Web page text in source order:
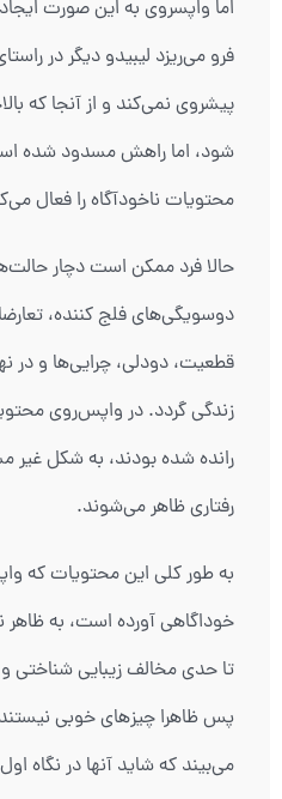
اما واپسروی به این صورت
فرو می‌ریزد لیبیدو دیگر در
پیشروی نمی‌کند و از آنجا که
شود، اما راهش مسدود شده
محتویات ناخودآگاه را فعال
حالا فرد ممکن است دچار
دوسویگی‌های فلج کننده،
قطعیت، دودلی، چرایی‌ها و در
زندگی گردد. در واپس‌روی
رانده شده بودند، به شکل غیر
رفتاری ظاهر می‌شوند.
به طور کلی این محتویات که
خوداگاهی آورده است، به ظاهر
تا حدی مخالف زیبایی
پس ظاهرا چیزهای خوبی
می‌بیند که شاید آنها در نگاه